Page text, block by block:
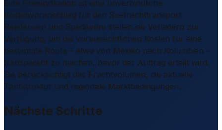
Eine Preisindikation ist eine unverbindliche
Kostenvoranschlag für den Seefrachttransport.
Reedereien und Spediteure stellen sie Verladern zur
Verfügung, um die voraussichtlichen Kosten für eine
bestimmte Route – etwa von Mexiko nach Kolumbien –
transparent zu machen, bevor der Auftrag erteilt wird.
Sie berücksichtigt das Frachtvolumen, die aktuelle
Tarifstruktur und regionale Marktbedingungen.
Nächste Schritte